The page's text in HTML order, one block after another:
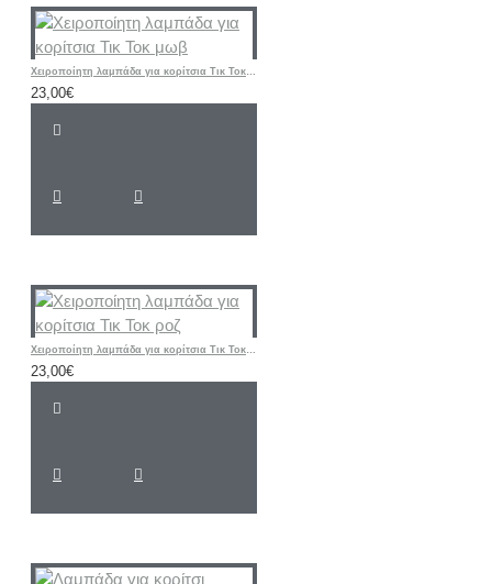
Χειροποίητη λαμπάδα για κορίτσια Τικ Τοκ μωβ
23,00€
Χειροποίητη λαμπάδα για κορίτσια Τικ Τοκ ροζ
23,00€